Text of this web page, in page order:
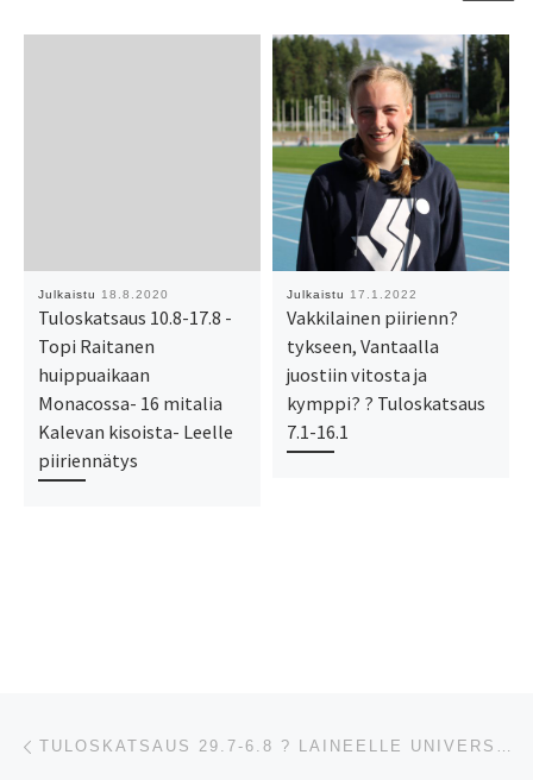
Julkaistu 18.8.2020
Tuloskatsaus 10.8-17.8 -
Topi Raitanen
huippuaikaan
Monacossa- 16 mitalia
Kalevan kisoista- Leelle
piiriennätys
Julkaistu 17.1.2022
Vakkilainen piirienn?
tykseen, Vantaalla
juostiin vitosta ja
kymppi? ? Tuloskatsaus
7.1-16.1
Artikkelien navigointi TULOSKATSAUS 29.7-6.8 ? LAINEELLE UNIVERSIADIPRONSSIA ? HEISKASELLE JA KESKITALOLLE PIIRIENNÄTYS